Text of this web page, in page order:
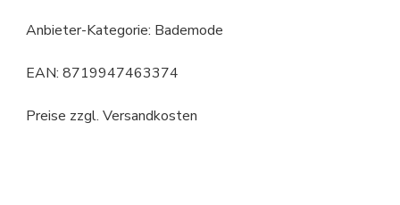
Anbieter-Kategorie: Bademode
EAN: 8719947463374
Preise zzgl. Versandkosten